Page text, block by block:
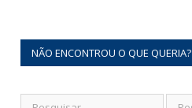
NÃO ENCONTROU O QUE QUERIA?